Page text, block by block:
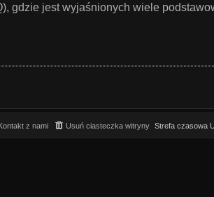
gdzie jest wyjaśnionych wiele
Strefa czasowa
Usuń ciasteczka witryny
z nami